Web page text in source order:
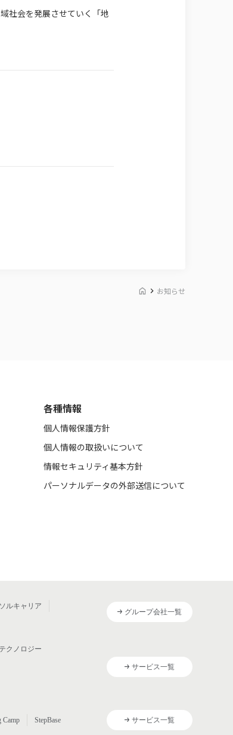
社会を発展させていく「地
お知らせ
各種情報
個人情報保護方針
個人情報の取扱いについて
情報セキュリティ基本方針
パーソナルデータの外部送信について
ルキャリア
グループ会社一覧
クノロジー
サービス一覧
Camp StepBase サービス一覧